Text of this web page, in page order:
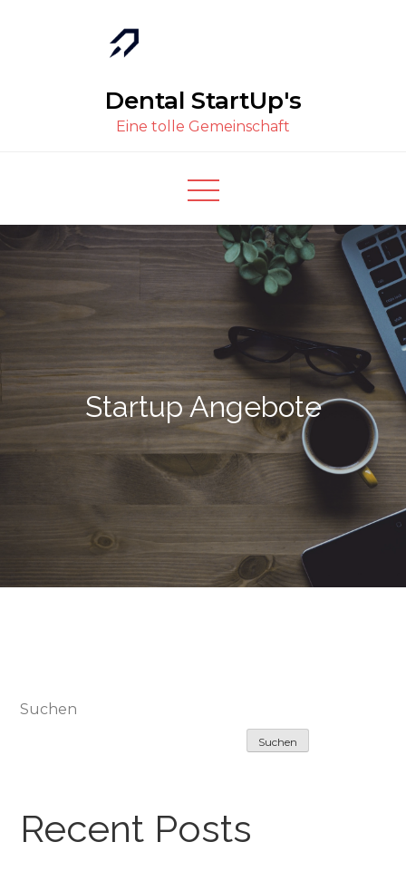
Dental StartUp's
Eine tolle Gemeinschaft
Startup Angebote
Suchen
Suchen
Recent Posts